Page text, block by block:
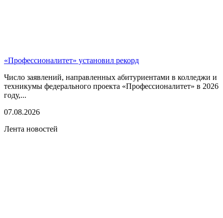
«Профессионалитет» установил рекорд
Число заявлений, направленных абитуриентами в колледжи и
техникумы федерального проекта «Профессионалитет» в 2026
году,...
07.08.2026
Лента новостей